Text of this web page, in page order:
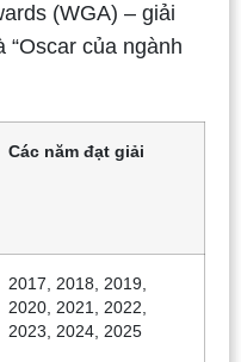
(WGA) – giải
của ngành
Các năm đạt giải
2017, 2018, 2019,
2020, 2021, 2022,
2023, 2024, 2025